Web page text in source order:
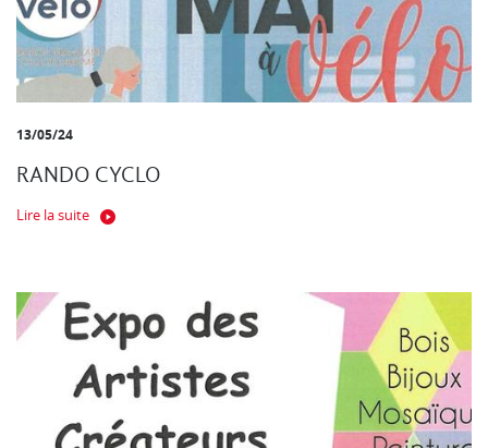
13/05/24
RANDO CYCLO
Lire la suite